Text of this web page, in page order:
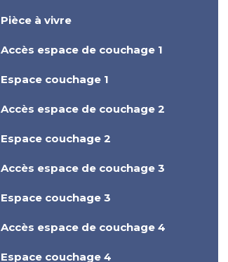
Pièce à vivre
Accès espace de couchage 1
Espace couchage 1
Accès espace de couchage 2
Espace couchage 2
Accès espace de couchage 3
Espace couchage 3
Accès espace de couchage 4
Espace couchage 4